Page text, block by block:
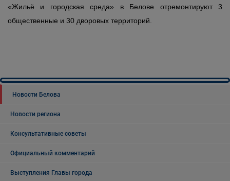
«Жильё и городская среда» в Белове отремонтируют 3
общественные и 30 дворовых территорий.
Новости Белова
Новости региона
Консультативные советы
Официальный комментарий
Выступления Главы города